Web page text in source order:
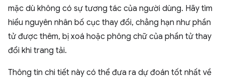
mặc dù không có sự tương tác của người dùng. Hãy tìm
hiểu nguyên nhân bố cục thay đổi, chẳng hạn như phần
tử được thêm, bị xoá hoặc phông chữ của phần tử thay
đổi khi trang tải.
Thông tin chi tiết này có thể đưa ra dự đoán tốt nhất về